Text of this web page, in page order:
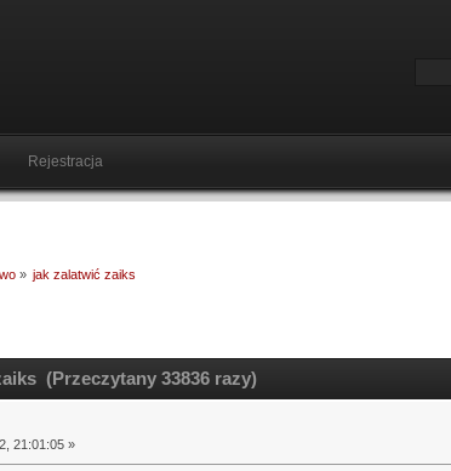
Rejestracja
» jak zalatwić zaiks
(Przeczytany 33836 razy)
21:01:05 »